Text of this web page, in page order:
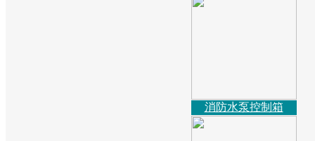
消防水泵控制箱